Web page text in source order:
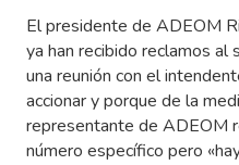
El presidente de ADEOM
ya han recibido reclamos al
una reunión con el
accionar y porque de la
representante de ADEOM
número específico pero